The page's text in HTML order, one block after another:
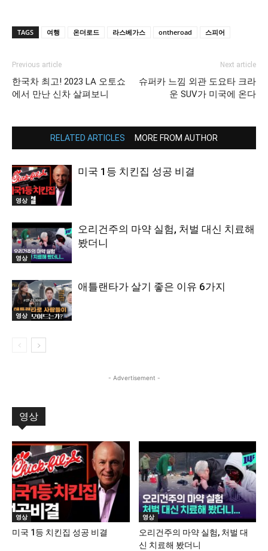
TAGS 여행 온더로드 라스베가스 ontheroad 스피어
Previous article
한국차 최고! 2023 LA 오토쇼
에서 만난 신차 살펴보니
Next article
슈퍼카 느낌 외관 도요타 크라
운 SUV가 미국에 온다
RELATED ARTICLES MORE FROM AUTHOR
영상
미국 1등 치킨집 성공 비결
영상
오리건주의 마약 실험, 처벌 대신 치료해
봤더니
영상
애틀랜타가 살기 좋은 이유 6가지
- Advertisement -
영상
영상
미국 1등 치킨집 성공 비결
영상
오리건주의 마약 실험, 처벌 대
신 치료해 봤더니